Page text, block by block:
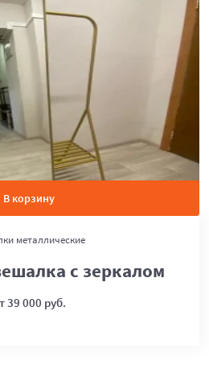
В корзину
металлические
с зеркалом
39 000 руб.